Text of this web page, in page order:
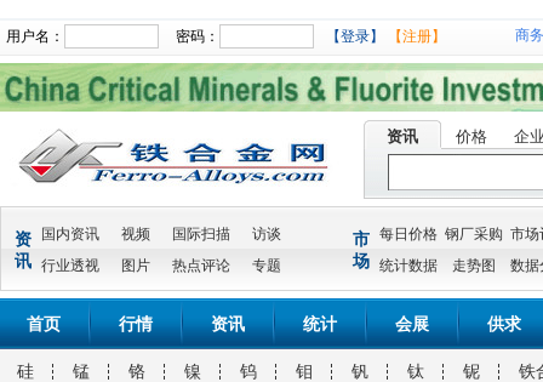
用户名： 密码： 【登录】 【注册】 商
资讯 价格 企
资
讯
国内资讯 视频 国际扫描
访谈
行业透视
图片 热点评论 专题
市
场
每日价格 钢厂采购 市场
统计数据
走势图 数据
首页 行情 资讯 统计 会展 供求
硅 锰 铬 镍 钨 钼 钒 钛 铌 铁